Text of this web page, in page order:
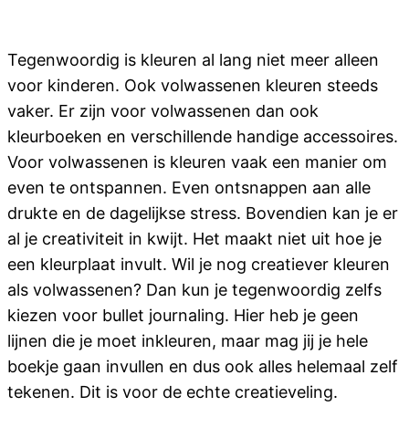
Tegenwoordig is kleuren al lang niet meer alleen
voor kinderen. Ook volwassenen kleuren steeds
vaker. Er zijn voor volwassenen dan ook
kleurboeken en verschillende handige accessoires.
Voor volwassenen is kleuren vaak een manier om
even te ontspannen. Even ontsnappen aan alle
drukte en de dagelijkse stress. Bovendien kan je er
al je creativiteit in kwijt. Het maakt niet uit hoe je
een kleurplaat invult. Wil je nog creatiever kleuren
als volwassenen? Dan kun je tegenwoordig zelfs
kiezen voor bullet journaling. Hier heb je geen
lijnen die je moet inkleuren, maar mag jij je hele
boekje gaan invullen en dus ook alles helemaal zelf
tekenen. Dit is voor de echte creatieveling.